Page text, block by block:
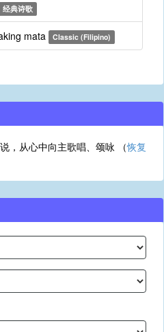
经典诗歌
mata Classic (Filipino)
，从心中向主歌唱、颂咏 （恢复